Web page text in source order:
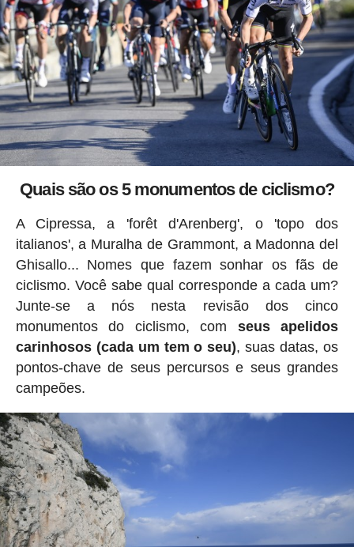
Quais são os 5 monumentos de ciclismo?
A Cipressa, a 'forêt d'Arenberg', o 'topo dos
italianos', a Muralha de Grammont, a Madonna del
Ghisallo... Nomes que fazem sonhar os fãs de
ciclismo. Você sabe qual corresponde a cada um?
Junte-se a nós nesta revisão dos cinco
monumentos do ciclismo, com seus apelidos
carinhosos (cada um tem o seu), suas datas, os
pontos-chave de seus percursos e seus grandes
campeões.